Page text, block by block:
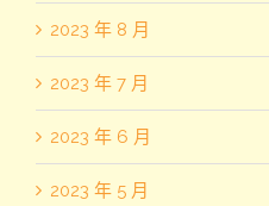
2023 年 8 月
2023 年 7 月
2023 年 6 月
2023 年 5 月